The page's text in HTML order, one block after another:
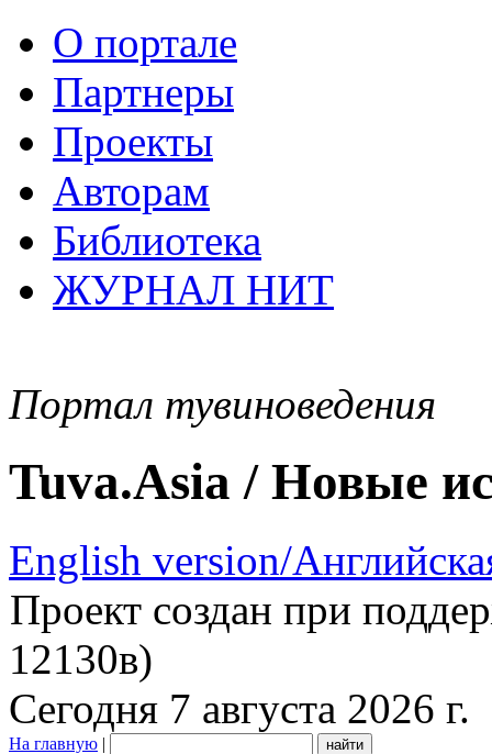
О портале
Партнеры
Проекты
Авторам
Библиотека
ЖУРНАЛ НИТ
Портал тувиноведения
Tuva.Asia / Новые
English version/
Проект создан при
12130в)
Сегодня 7 августа 2026 г.
На главную |